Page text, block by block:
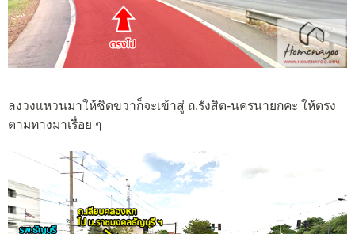
ลงวงแหวนมาให้ชิดขวาก็จะเข้าสู่ ถ.รังสิต-นครนายกคะ ให้ตรง
ตามทางมาเรื่อย ๆ